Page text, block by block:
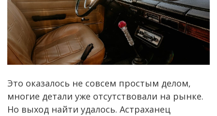
Это оказалось не совсем простым делом,
многие детали уже отсутствовали на рынке.
Но выход найти удалось. Астраханец